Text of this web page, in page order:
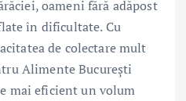
oameni fără adăpost
în dificultate. Cu
de colectare mult
Alimente București
mai eficient un volum